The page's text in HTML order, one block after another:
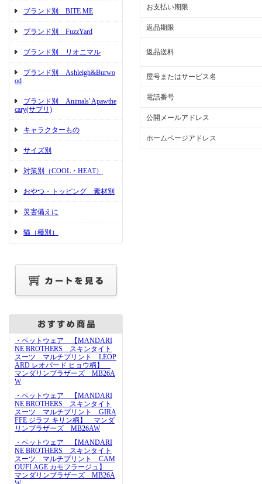
ブランド別 BITE ME
ブランド別 FuzzYard
ブランド別 リオニマル
ブランド別 Ashleigh&Burwo
od
ブランド別 Animals' Apawthe
cary(サプリ)
キャラクターもの
サイズ別
対策別（COOL・HEAT）
おやつ・トッピング 素材別
災害備えに
猫（種別）
・ペットウェア 【MANDARI
NE BROTHERS スキンタイト
スーツ マルチプリント LEOP
ARD レオパード ヒョウ柄】
マンダリンブラザーズ MB26A
W
・ペットウェア 【MANDARI
NE BROTHERS スキンタイト
スーツ マルチプリント GIRA
FFE ジラフ キリン柄】 マンダ
リンブラザーズ MB26AW
・ペットウェア 【MANDARI
NE BROTHERS スキンタイト
スーツ マルチプリント CAM
OUFLAGE カモフラージュ】
マンダリンブラザーズ MB26A
お支払い期限
返品期限
返品送料
屋号またはサービス名
電話番号
公開メールアドレス
ホームページアドレス